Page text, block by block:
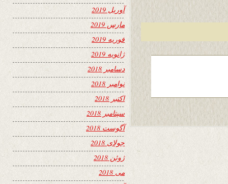
آوریل 2019
مارس 2019
فوریه 2019
ژانویه 2019
دسامبر 2018
نوامبر 2018
اکتبر 2018
سپتامبر 2018
آگوست 2018
جولای 2018
ژوئن 2018
می 2018